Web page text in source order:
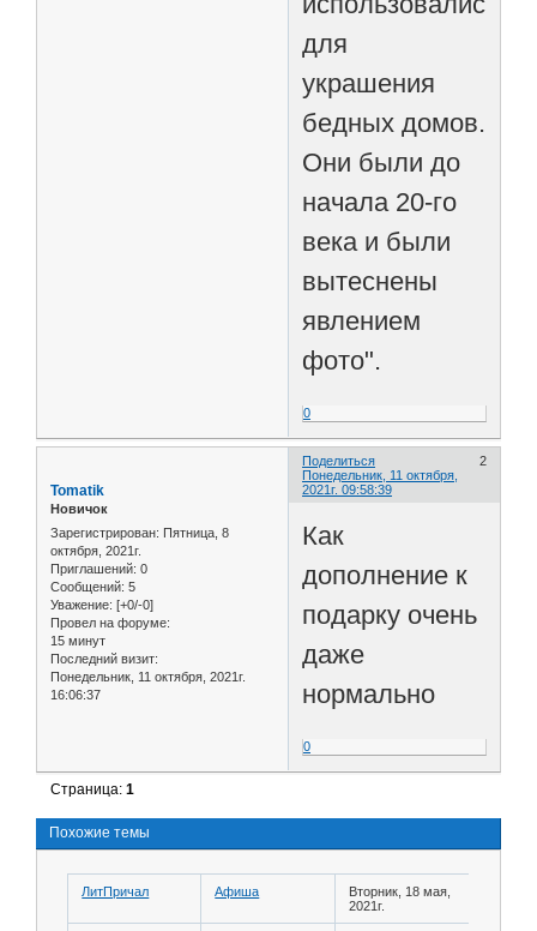
для
украшения
бедных домов.
Они были до
начала 20-го
века и были
вытеснены
явлением
фото".
0
Поделиться
2
Понедельник, 11 октября,
2021г. 09:58:39
Tomatik
Новичок
Зарегистрирован: Пятница, 8
октября, 2021г.
Приглашений: 0
Сообщений: 5
Уважение: [+0/-0]
Провел на форуме:
15 минут
Последний визит:
Понедельник, 11 октября, 2021г.
16:06:37
Как
дополнение к
подарку очень
даже
нормально
0
Страница:1
Похожие темы
ЛитПричал Афиша
Вторник, 18 мая,
2021г.